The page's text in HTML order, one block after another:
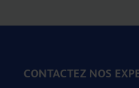
CONTACTEZ NOS